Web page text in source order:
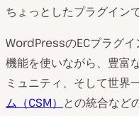
ちょっとしたプラグイン
WordPressのECプラグイ
機能を使いながら、豊富
ミュニティ、そして世界
ム（CSM） との統合など